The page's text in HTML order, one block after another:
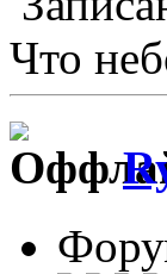
Что